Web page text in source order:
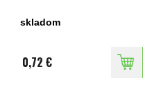
skladom
0,72 €